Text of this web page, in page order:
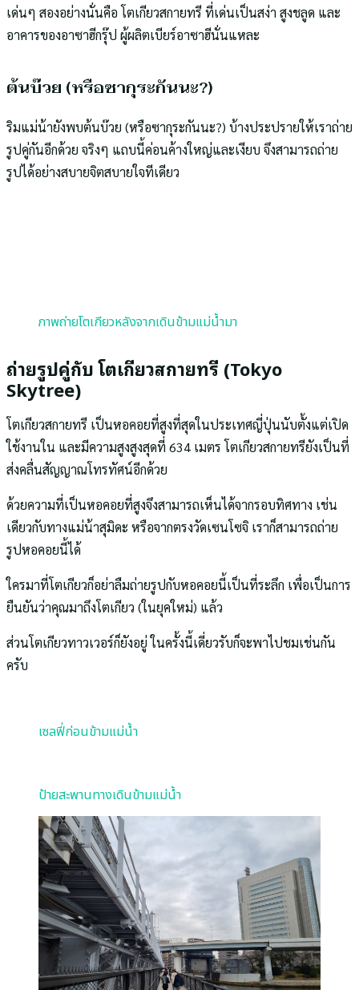
เด่นๆ สองอย่างนั่นคือ โตเกียวสกายทรี ที่เด่นเป็นสง่า สูงชลูด และ
อาคารของอาซาฮีกรุ๊ป ผู้ผลิตเบียร์อาซาฮีนั่นแหละ
ต้นบ๊วย (หรือซากุระกันนะ?)
ริมแม่น้ายังพบต้นบ๊วย (หรือซากุระกันนะ?) บ้างประปรายให้เราถ่าย
รูปคู่กันอีกด้วย จริงๆ แถบนี้ค่อนค้างใหญ่และเงียบ จึงสามารถถ่าย
รูปได้อย่างสบายจิตสบายใจทีเดียว
ภาพถ่ายโตเกียวหลังจากเดินข้ามแม่น้ำมา
ถ่ายรูปคู่กับ โตเกียวสกายทรี (Tokyo
Skytree)
โตเกียวสกายทรี เป็นหอคอยที่สูงที่สุดในประเทศญี่ปุ่นนับตั้งแต่เปิด
ใช้งานใน และมีความสูงสูงสุดที่ 634 เมตร โตเกียวสกายทรียังเป็นที่
ส่งคลื่นสัญญาณโทรทัศน์อีกด้วย
ด้วยความที่เป็นหอคอยที่สูงจึงสามารถเห็นได้จากรอบทิศทาง เช่น
เดียวกับทางแม่น้าสุมิดะ หรือจากตรงวัดเซนโซจิ เราก็สามารถถ่าย
รูปหอคอยนี้ได้
ใครมาที่โตเกียวก็อย่าลืมถ่ายรูปกับหอคอยนี้เป็นที่ระลึก เพื่อเป็นการ
ยืนยันว่าคุณมาถึงโตเกียว (ในยุคใหม่) แล้ว
ส่วนโตเกียวทาวเวอร์ก็ยังอยู่ ในครั้งนี้เดี่ยวรับก็จะพาไปชมเช่นกัน
ครับ
เซลฟี่ก่อนข้ามแม่น้ำ
ป้ายสะพานทางเดินข้ามแม่น้ำ